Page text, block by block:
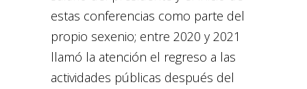
estas conferencias como parte del
propio sexenio; entre 2020 y 2021
llamó la atención el regreso a las
actividades públicas después del